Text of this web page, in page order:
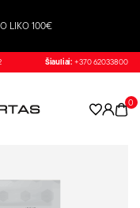
LIKO 100€
Šiauliai: +370 62033800
0